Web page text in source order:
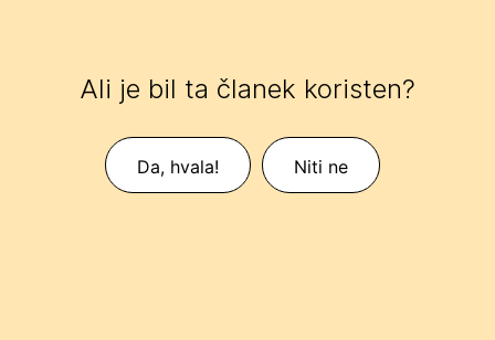
Ali je bil ta članek koristen?
Da, hvala! Niti ne